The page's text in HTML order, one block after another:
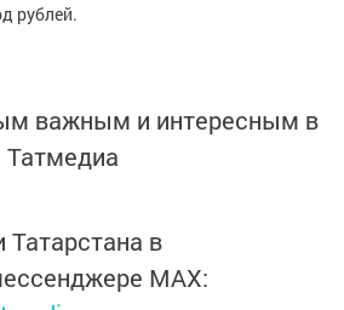
рублей.
важным и интересным в
Татмедиа
Татарстана в
MАХ: